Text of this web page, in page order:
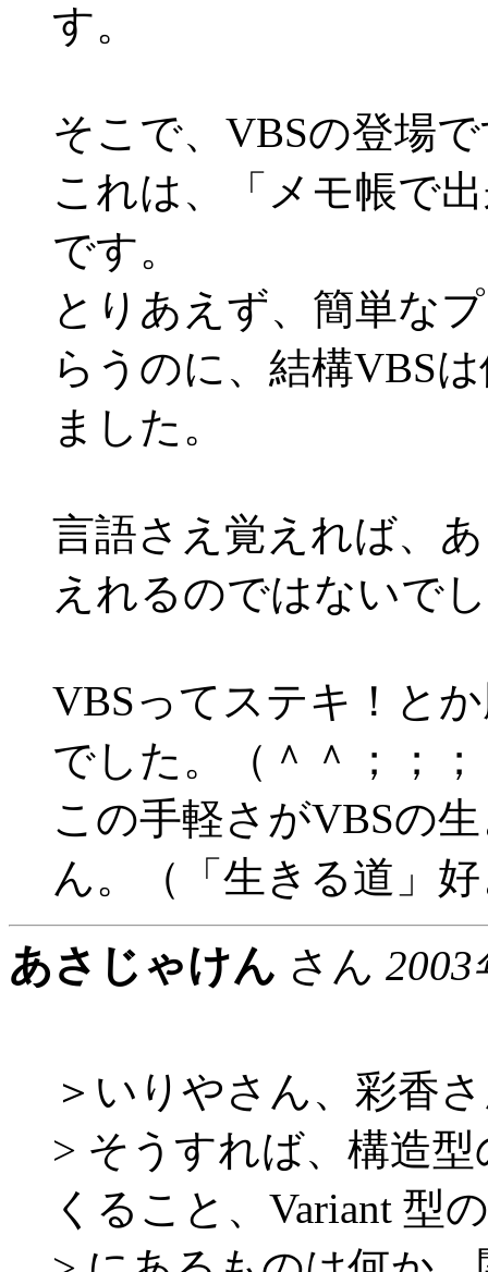
す。
そこで、VBSの登場
これは、「メモ帳で
です。
とりあえず、簡単な
らうのに、結構VBS
ました。
言語さえ覚えれば、
えれるのではないで
VBSってステキ！と
でした。（＾＾；；；
この手軽さがVBSの
ん。（「生きる道」
あさじゃけん さん 2003
＞いりやさん、彩香
> そうすれば、構造
くること、Variant 型